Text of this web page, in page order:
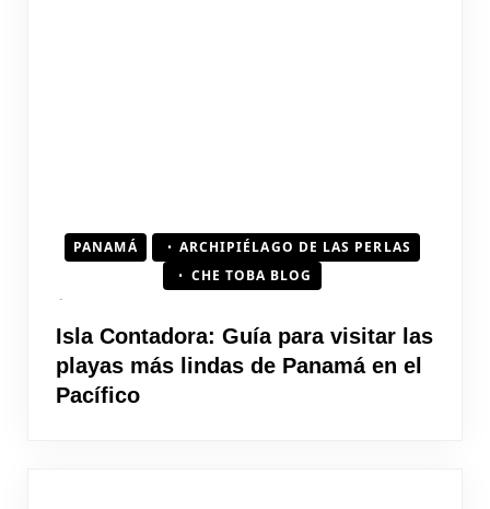
PANAMÁ
ARCHIPIÉLAGO DE LAS PERLAS
CHE TOBA BLOG
Isla Contadora: Guía para visitar las
playas más lindas de Panamá en el
Pacífico